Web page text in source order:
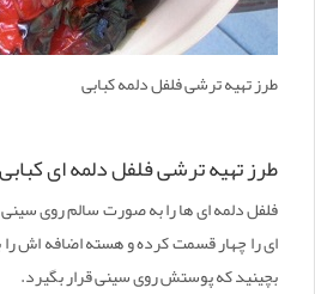
طرز تهیه ترشی فلفل دلمه کبابی
طرز تهیه ترشی فلفل دلمه ای کبابی
فلفل دلمه ای ها را به صورت سالم روی سینی
ای را چهار قسمت کرده و هسته اضافه اش
بچینید که پوستش روی سینی قرار بگیرد.